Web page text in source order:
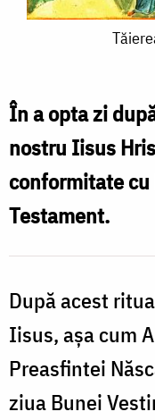
Domnului
În a opta zi
nostru Iisus
conformitate cu
Testament.
După acest
Iisus, așa cum
Preasfintei
ziua Bunei